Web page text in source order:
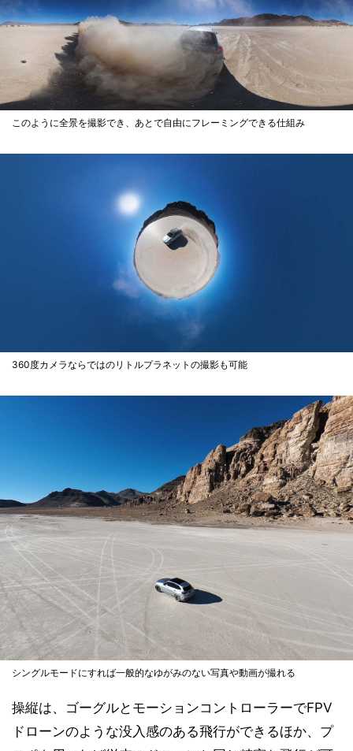
このように全景を撮影でき、あとで自由にフレーミングできる仕組み
360度カメラならではのリトルプラネットの撮影も可能
シングルモードにすれば一般的なゆがみのない写真や動画が撮れる
操縦は、ゴーグルとモーションコントローラーでFPV
ドローンのような没入感のある飛行ができるほか、プ